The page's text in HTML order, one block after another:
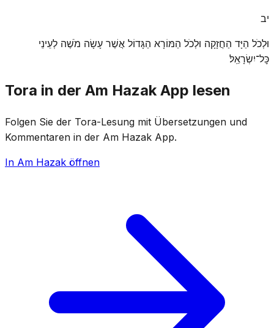
יב
וּלְכֹל הַיָּד הַחֲזָקָה וּלְכֹל הַמּוֹרָא הַגָּדוֹל אֲשֶׁר עָשָׂה מֹשֶׁה לְעֵינֵי
כׇּל־יִשְׂרָאֵֽל׃
Tora in der Am Hazak App lesen
Folgen Sie der Tora-Lesung mit Übersetzungen und
Kommentaren in der Am Hazak App.
In Am Hazak öffnen